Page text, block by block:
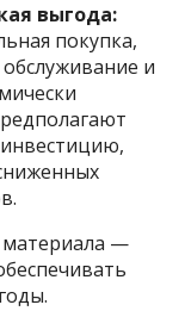
выгода:
покупка,
и
материала —